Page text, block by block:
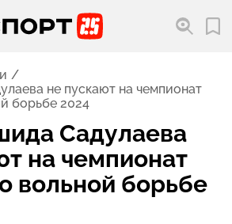
не пускают на чемпионат
борьбе 2024
Садулаева
на чемпионат
вольной борьбе